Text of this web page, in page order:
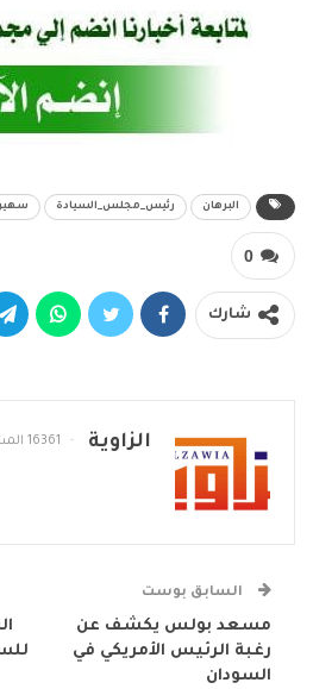
البرهان رئيس_مجلس_السيادة
0
شارك
الزاوية 16361 المشاركات
السابق بوست
مسعد بولس يكشف عن
رغبة الرئيس الأمريكي في
السودان